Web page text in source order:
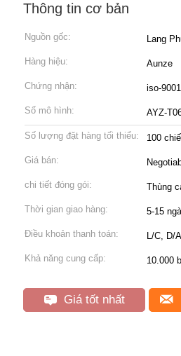
Thông tin cơ bản
Nguồn gốc: Lang
Hàng hiệu: Aunze
Chứng nhận: iso-9001
Số mô hình: AYZ-
Số lượng đặt hàng tối thiểu: 100
Giá bán:
chi tiết đóng gói: Thùng
Thời gian giao hàng: 5-15
Điều khoản thanh toán: L/C, D/
Khả năng cung cấp: 10.000
Giá tốt nhất